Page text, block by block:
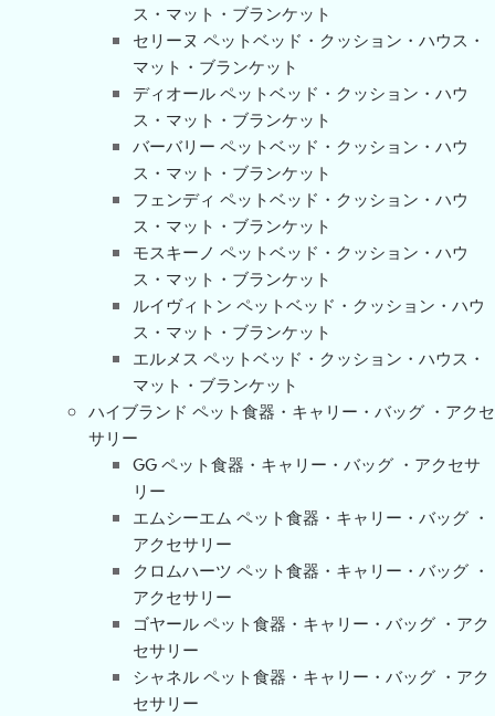
ス・マット・ブランケット
セリーヌ ペットベッド・クッション・ハウス・
マット・ブランケット
ディオール ペットベッド・クッション・ハウ
ス・マット・ブランケット
バーバリー ペットベッド・クッション・ハウ
ス・マット・ブランケット
フェンディ ペットベッド・クッション・ハウ
ス・マット・ブランケット
モスキーノ ペットベッド・クッション・ハウ
ス・マット・ブランケット
ルイヴィトン ペットベッド・クッション・ハウ
ス・マット・ブランケット
エルメス ペットベッド・クッション・ハウス・
マット・ブランケット
ハイブランド ペット食器・キャリー・バッグ ・アクセ
サリー
GG ペット食器・キャリー・バッグ ・アクセサ
リー
エムシーエム ペット食器・キャリー・バッグ ・
アクセサリー
クロムハーツ ペット食器・キャリー・バッグ ・
アクセサリー
ゴヤール ペット食器・キャリー・バッグ ・アク
セサリー
シャネル ペット食器・キャリー・バッグ ・アク
セサリー